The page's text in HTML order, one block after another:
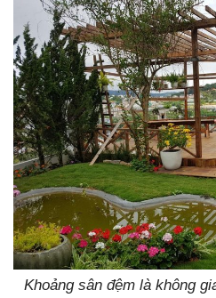
Khoảng sân đệm là không